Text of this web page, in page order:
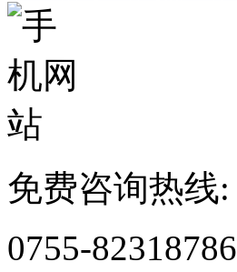
免费咨询热线:
0755-82318786